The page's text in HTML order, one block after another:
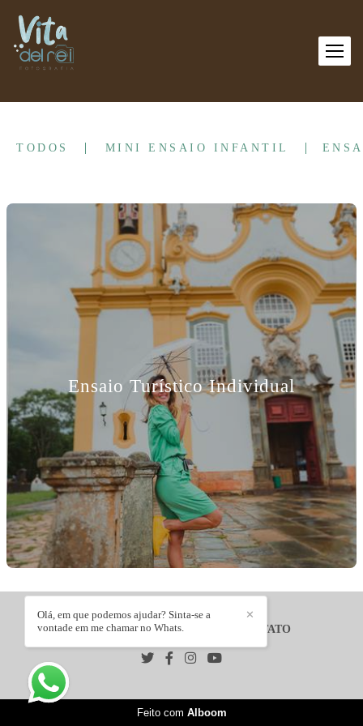
TODOS MINI ENSAIO INFANTIL
Ensaio Turístico Individual
VITA DEL REI FOTOGRAFIA CONTATO
✕
Olá, em que podemos ajudar? Sinta-se a
vontade em me chamar no Whats.
Feito com Alboom